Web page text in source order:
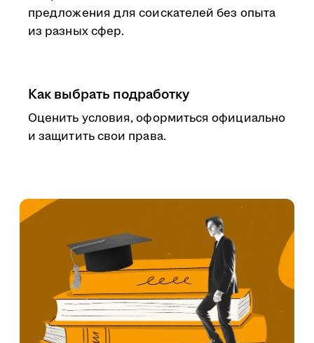
предложения для соискателей без опыта
из разных сфер.
Как выбрать подработку
Оценить условия, оформиться официально
и защитить свои права.